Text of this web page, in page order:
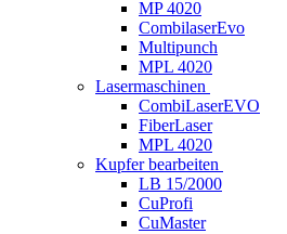
MP 4020
CombilaserEvo
Multipunch
MPL 4020
Lasermaschinen
CombiLaserEVO
FiberLaser
MPL 4020
Kupfer bearbeiten
LB 15/2000
CuProfi
CuMaster